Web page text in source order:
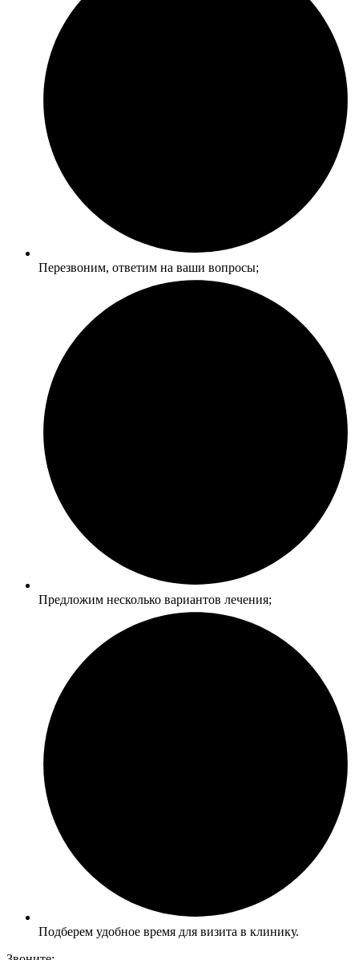
Перезвоним, ответим на ваши вопросы;
Предложим несколько вариантов лечения;
Подберем удобное время для визита в клинику.